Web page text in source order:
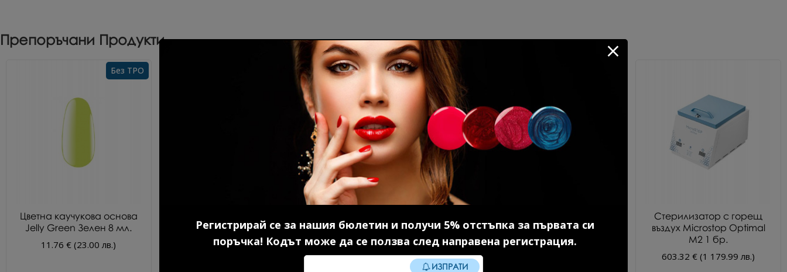
Регистрирай се за нашия бюлетин и получи 5% отстъпка за първата си
поръчка! Кодът може да се ползва след направена регистрация.
ИЗПРАТИ
Препоръчани Продукти
Без TPO
Цветна каучукова основа
Jelly Green Зелен 8 мл.
11.76 € (23.00 лв.)
Без TPO
Kласически черен 7 мл.
10.69 € (20.91 лв.)
Без TPO
15 гр. 1 бр.
14.85 € (29.04 лв.)
8.18 € (16.00 лв.)
Стерилизатор с горещ
въздух Microstop Optimal
М2 1 бр.
603.32 € (1 179.99 лв.)